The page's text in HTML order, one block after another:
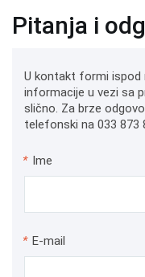
Pitanja i
U kontakt formi
informacije u vezi sa
slično. Za brze
telefonski na 033 873
* Ime
* E-mail